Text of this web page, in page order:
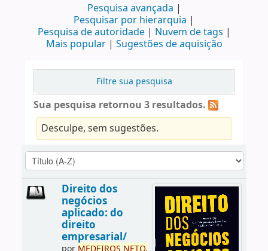
Pesquisa avançada
Pesquisar por hierarquia
Pesquisa de autoridade
Nuvem de tags
Mais popular
Sugestões de aquisição
Filtre sua pesquisa
Sua pesquisa retornou 3 resultados.
Desculpe, sem sugestões.
Direito dos
negócios
aplicado: do
direito
empresarial/